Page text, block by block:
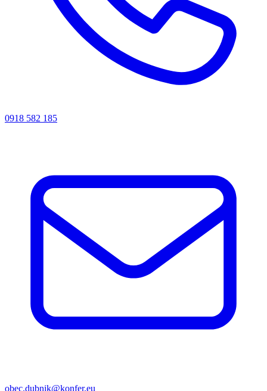
0918 582 185
obec.dubnik@konfer.eu